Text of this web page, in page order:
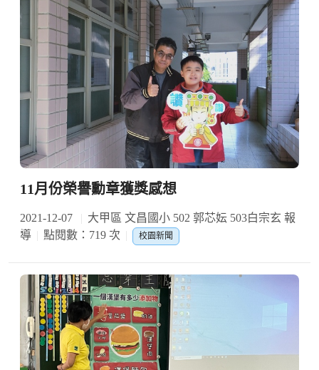
11月份榮譽勳章獲獎感想
2021-12-07
大甲區 文昌國小 502 郭芯妘 503白宗玄 報
導
點閱數：719 次 校園新聞